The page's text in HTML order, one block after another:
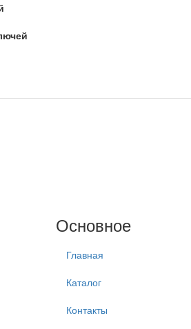
Основное
Главная
Каталог
Контакты